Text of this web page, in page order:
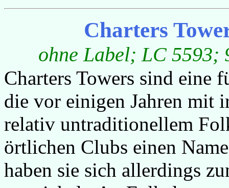
Charters
ohne Label; LC 5593;
Charters Towers sind eine
die vor einigen Jahren mit
relativ untraditionellem
örtlichen Clubs einen
haben sie sich allerdings